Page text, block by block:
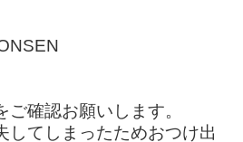
確認お願いします。
してしまったためおつけ出